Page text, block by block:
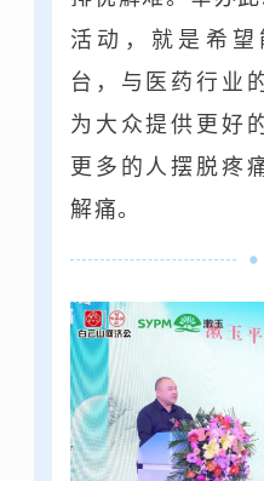
活动，就是希
台，与医药行业
为大众提供更好
更多的人摆脱疼
解痛。